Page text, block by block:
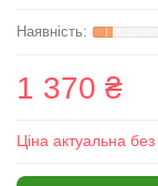
1 370 ₴
Ціна актуальна